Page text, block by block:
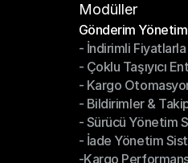
Modüller
Gönderim
Gönderim
- İndirimli
- İndirimli
- Çoklu Taşıyıcı
- Çoklu Taşıyıcı
- Kargo
- Kargo
- Bildirimler &
- Bildirimler &
- Sürücü Yönetim
- Sürücü Yönetim
- İade Yönetim
- İade Yönetim
-Kargo